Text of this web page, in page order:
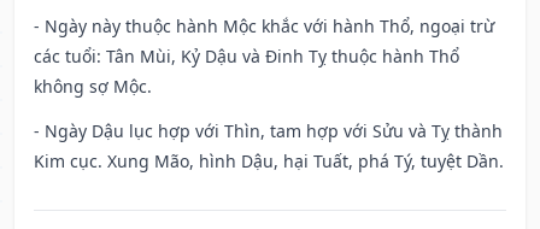
- Ngày này thuộc hành Mộc khắc với hành Thổ, ngoại trừ
các tuổi: Tân Mùi, Kỷ Dậu và Đinh Tỵ thuộc hành Thổ
không sợ Mộc.
- Ngày Dậu lục hợp với Thìn, tam hợp với Sửu và Tỵ thành
Kim cục. Xung Mão, hình Dậu, hại Tuất, phá Tý, tuyệt Dần.